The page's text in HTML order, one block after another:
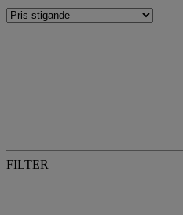
FILTER